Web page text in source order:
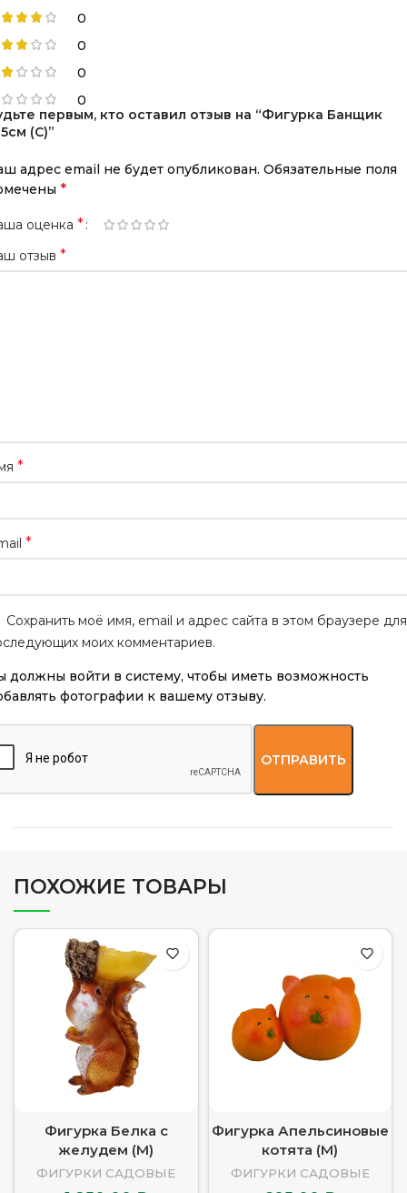
0
0
0
0
первым, кто оставил отзыв на “Фигурка Банщик
(С)”
адрес email не будет опубликован. Обязательные поля
*
оценка *
отзыв *
*
*
Сохранить моё имя, email и адрес сайта в этом браузере для
моих комментариев.
должны войти в систему, чтобы иметь возможность
фотографии к вашему отзыву.
ПОХОЖИЕ ТОВАРЫ
Фигурка Белка с
желудем (М)
ФИГУРКИ САДОВЫЕ
Фигурка Апельсиновые
котята (М)
ФИГУРКИ САДОВЫЕ